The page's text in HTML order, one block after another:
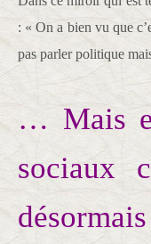
: « On a bien vu que
pas parler politique
… Mais
sociaux